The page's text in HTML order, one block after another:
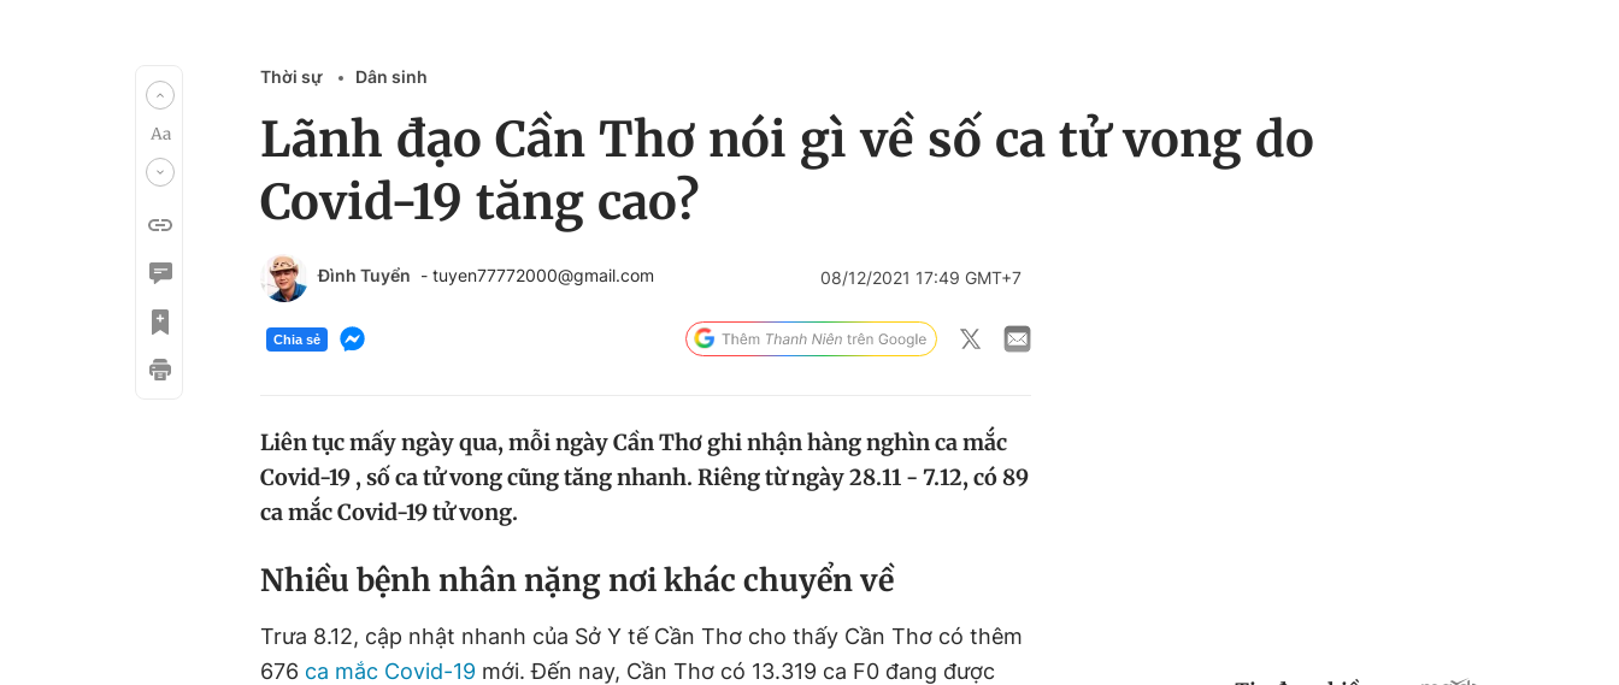
Thời sự Dân sinh
Lãnh đạo Cần Thơ nói gì về số ca tử vong do
Covid-19 tăng cao?
Đình Tuyển - tuyen77772000@gmail.com 08/12/2021 17:49 GMT+7
Chia sẻ
Liên tục mấy ngày qua, mỗi ngày Cần Thơ ghi nhận hàng nghìn ca mắc
Covid-19 , số ca tử vong cũng tăng nhanh. Riêng từ ngày 28.11 - 7.12, có 89
ca mắc Covid-19 tử vong.
Nhiều bệnh nhân nặng nơi khác chuyển về
Trưa 8.12, cập nhật nhanh của Sở Y tế Cần Thơ cho thấy Cần Thơ có thêm
676 ca mắc Covid-19 mới. Đến nay, Cần Thơ có 13.319 ca F0 đang được